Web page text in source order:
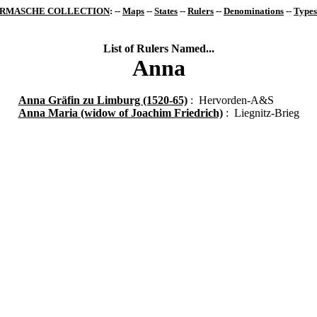
COLLECTION: -- Maps -- States -- Rulers -- Denominations -- Types
List of Rulers Named...
Anna
Anna Gräfin zu Limburg (1520-65): Hervorden-A&S
Anna Maria (widow of Joachim Friedrich): Liegnitz-Brieg